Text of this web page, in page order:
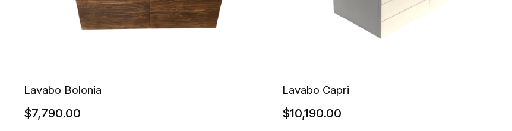
Lavabo Bolonia
$7,790.00
Lavabo Capri
$10,190.00